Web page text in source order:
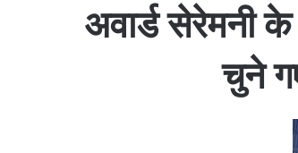
अवार्ड सेरेमनी
चुने